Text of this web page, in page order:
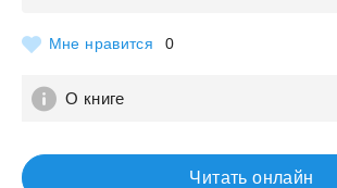
Мне нравится 0
О книге
Читать онлайн